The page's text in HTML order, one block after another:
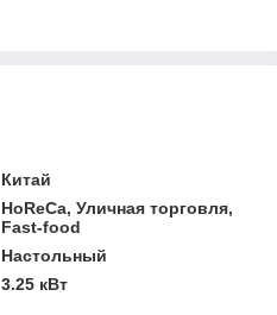
Китай
HoReCa, Уличная торговля,
Fast-food
Настольный
3.25 кВт